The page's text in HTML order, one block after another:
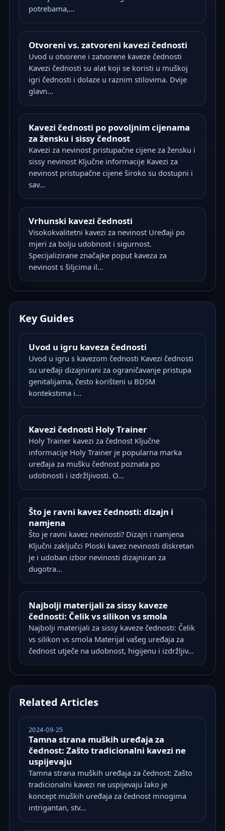
potrebama,...
Otvoreni vs. zatvoreni kavezi čednosti
Uvod u otvorene i zatvorene kaveze čednosti
Kavezi čednosti su alat koji se koristi u muškoj
igri čednosti i dolaze u raznim stilovima. Dvije
glavn...
Kavezi čednosti po povoljnim cijenama
za žensku i sissy čednost
Kavezi za nevinost pristupačne cijene za žensku i
sissy nevinost Ključne informacije Kavezi za
nevinost pristupačne cijene široko su dostupni i
sav...
Vrhunski kavezi čednosti
Visokokvalitetni kavezi za nevinost Uređaji po
mjeri za bolju udobnost i sigurnost.
Specijalizirane značajke poput kaveza za
nevinost s šiljcima il...
Key Guides
Uvod u igru kaveza čednosti
Uvod u igru s kavezom čednosti Kavezi čednosti
su uređaji dizajnirani za ograničavanje pristupa
genitalijama, često korišteni u BDSM
kontekstima i...
Kavezi čednosti Holy Trainer
Holy Trainer kavezi za čednost Ključne
informacije Holy Trainer je popularna marka
uređaja za mušku čednost poznata po
udobnosti i izdržljivosti. O...
Što je ravni kavez čednosti: dizajn i
namjena
Što je ravni kavez nevinosti? Dizajn i namjena
Ključni zaključci Ploski kavez nevinosti diskretan
je i udoban izbor nevinosti dizajniran za
dugotra...
Najbolji materijali za sissy kaveze
čednosti: Čelik vs silikon vs smola
Najbolji materijali za sissy kaveze čednosti: Čelik
vs silikon vs smola Materijal vašeg uređaja za
čednost utječe na udobnost, higijenu i izdržljiv...
Related Articles
2024-09-25
Tamna strana muških uređaja za
čednost: Zašto tradicionalni kavezi ne
uspijevaju
Tamna strana muških uređaja za čednost: Zašto
tradicionalni kavezi ne uspijevaju Iako je
koncept muških uređaja za čednost mnogima
intrigantan, stv...